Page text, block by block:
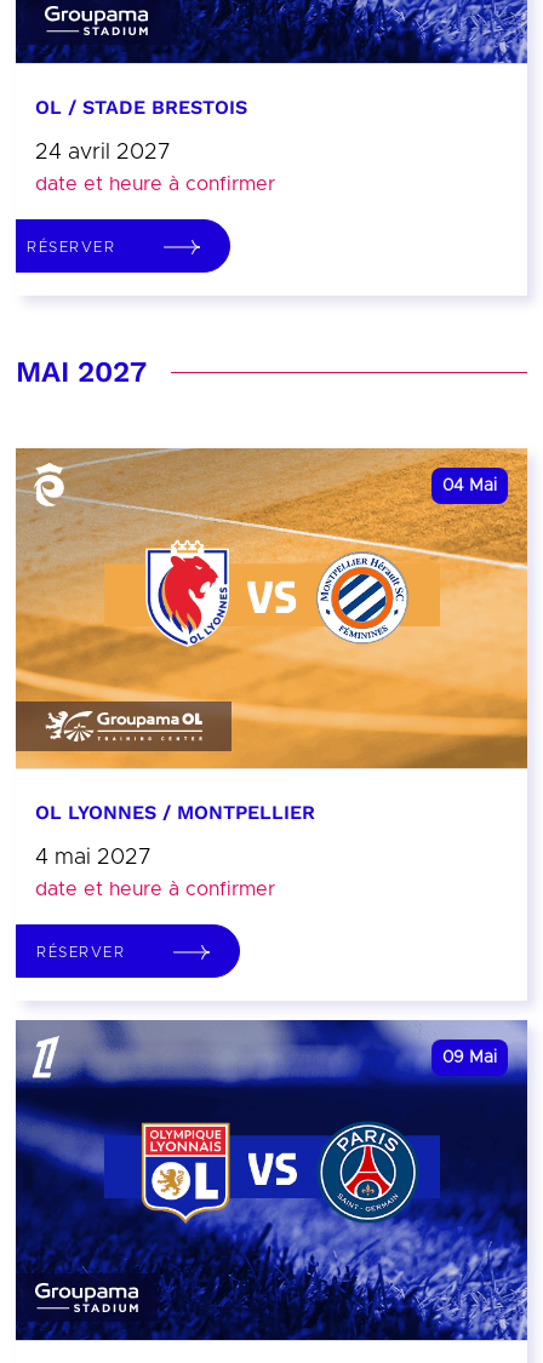
OL / STADE BRESTOIS
24 avril 2027
date et heure à confirmer
RÉSERVER
MAI 2027
04 Mai
OL LYONNES / MONTPELLIER
4 mai 2027
date et heure à confirmer
RÉSERVER
09 Mai